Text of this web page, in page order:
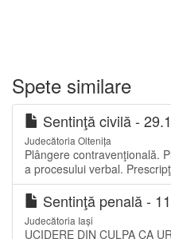
Spete similare
Sentinţă civilă -
Judecătoria Oltenița
Plângere contravenţională.
a procesului verbal.
Sentinţă penală -
Judecătoria Iași
UCIDERE DIN CULPA CA